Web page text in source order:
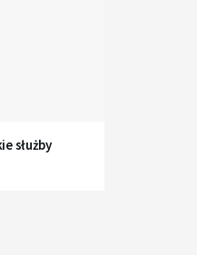
służby